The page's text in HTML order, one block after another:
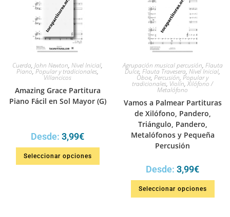
Cuerda, John Newton, Nivel Inicial,
Piano,Popular y tradicionales,
Villancicos
Amazing Grace Partitura
Piano Fácil en Sol Mayor (G)
Desde: 3,99€
Seleccionar opciones
Agrupación musical percusión, Flauta
Dulce, Flauta Travesera, Nivel Inicial,
Oboe, Percusión, Popular y
tradicionales, Violín,Xilófono /
Metalófono
Vamos a Palmear Partituras
de Xilófono, Pandero,
Triángulo, Pandero,
Metalófonos y Pequeña
Percusión
Desde: 3,99€
Seleccionar opciones